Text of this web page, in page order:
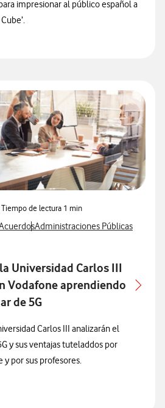
impresionar al público español a
Tiempo de lectura 1 min
relacionados con
más notas de prensa relacionados con
Ver más notas de prensa
Administraciones Públicas
relacionados con
prensa relacionados con
Universidad Carlos III
Vodafone aprendiendo
de 5G
Carlos III analizarán el
y sus ventajas tuteladdos por
y por sus profesores.